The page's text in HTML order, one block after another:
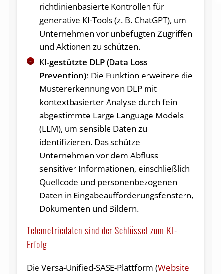
richtlinienbasierte Kontrollen für
generative KI-Tools (z. B. ChatGPT), um
Unternehmen vor unbefugten Zugriffen
und Aktionen zu schützen.
KI-gestützte DLP (Data Loss
Prevention): Die Funktion erweitere die
Mustererkennung von DLP mit
kontextbasierter Analyse durch fein
abgestimmte Large Language Models
(LLM), um sensible Daten zu
identifizieren. Das schütze
Unternehmen vor dem Abfluss
sensitiver Informationen, einschließlich
Quellcode und personenbezogenen
Daten in Eingabeaufforderungsfenstern,
Dokumenten und Bildern.
Telemetriedaten sind der Schlüssel zum KI-
Erfolg
Die Versa-Unified-SASE-Plattform (Website